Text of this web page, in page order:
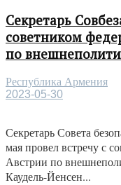
Секретарь
советником
по
Республика Армения
2023-05-30
Секретарь Совета
мая провел встречу с
Австрии по
Каудель-Йенсен...